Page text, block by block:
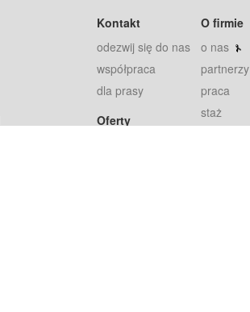
Kontakt
odezwij się do nas
współpraca
dla prasy
Oferty
O firmie
o nas
partnerzy
praca
staż